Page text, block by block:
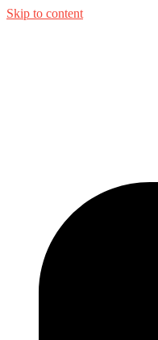
Skip to content